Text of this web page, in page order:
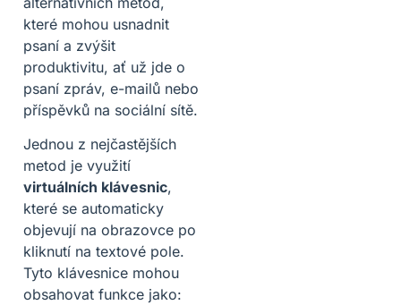
které mohou usnadnit
psaní a zvýšit
produktivitu, ať už jde o
psaní zpráv, e-mailů nebo
příspěvků na sociální sítě.
Jednou z nejčastějších
metod je využití
virtuálních klávesnic,
které se automaticky
objevují na obrazovce po
kliknutí na textové pole.
Tyto klávesnice mohou
obsahovat funkce jako: